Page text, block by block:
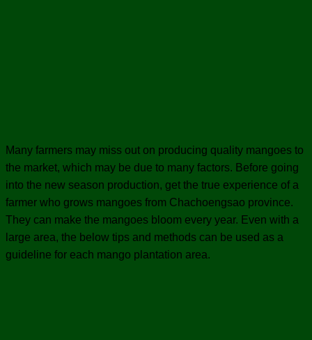
Many farmers may miss out on producing quality mangoes to
the market, which may be due to many factors. Before going
into the new season production, get the true experience of a
farmer who grows mangoes from Chachoengsao province.
They can make the mangoes bloom every year. Even with a
large area, the below tips and methods can be used as a
guideline for each mango plantation area.